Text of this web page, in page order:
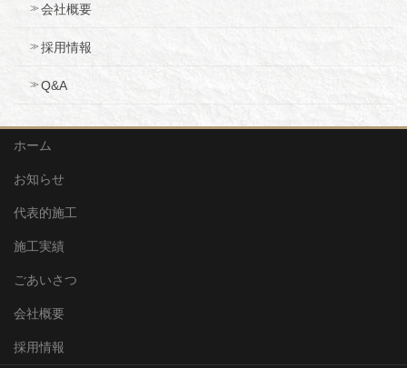
会社概要
採用情報
Q&A
ホーム
お知らせ
代表的施工
施工実績
ごあいさつ
会社概要
採用情報